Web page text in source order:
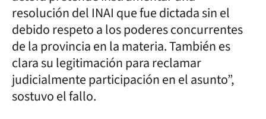
resolución del INAI que fue dictada sin el
debido respeto a los poderes concurrentes
de la provincia en la materia. También es
clara su legitimación para reclamar
judicialmente participación en el asunto”,
sostuvo el fallo.